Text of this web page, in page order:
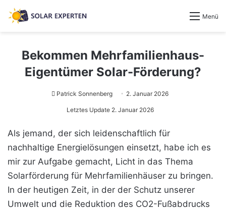
Menü
Bekommen Mehrfamilienhaus-
Eigentümer Solar-Förderung?
Patrick Sonnenberg 2. Januar 2026
Letztes Update 2. Januar 2026
Als jemand, der sich leidenschaftlich für
nachhaltige Energielösungen einsetzt, habe ich es
mir zur Aufgabe gemacht, Licht in das Thema
Solarförderung für Mehrfamilienhäuser zu bringen.
In der heutigen Zeit, in der der Schutz unserer
Umwelt und die Reduktion des CO2-Fußabdrucks